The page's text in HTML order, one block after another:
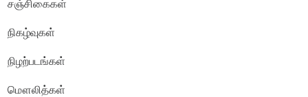
சஞ்சிகைகள்
நிகழ்வுகள்
நிழற்படங்கள்
மௌலித்கள்